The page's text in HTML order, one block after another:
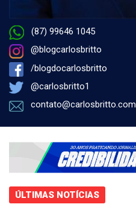
(87) 99646 1045
@blogcarlosbritto
/blogdocarlosbritto
@carlosbritto1
contato@carlosbritto.com
ÚLTIMAS NOTÍCIAS